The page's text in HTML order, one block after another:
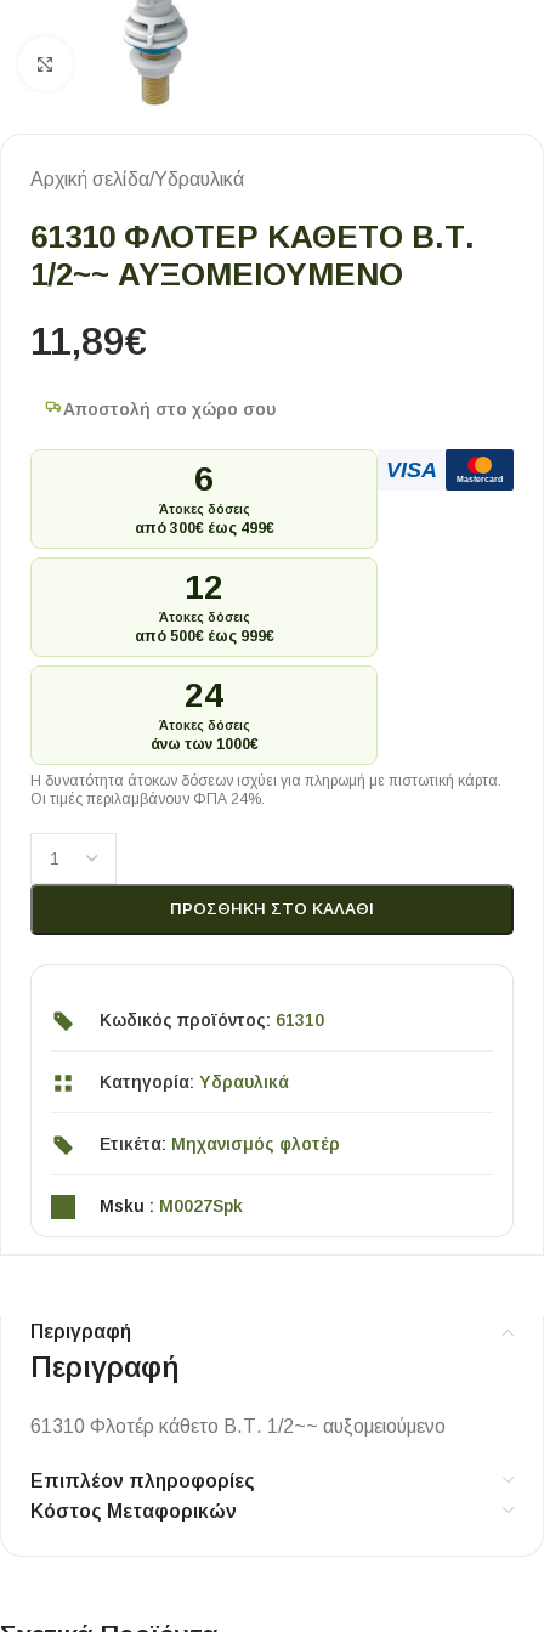
Κλικ για μεγέθυνση
Αρχική σελίδα/Υδραυλικά
61310 ΦΛΟΤΈΡ ΚΆΘΕΤΟ Β.Τ.
1/2~~ ΑΥΞΟΜΕΙΟΎΜΕΝΟ
11,89€
Αποστολή στο χώρο σου
6
Άτοκες δόσεις
από 300€ έως 499€
12
Άτοκες δόσεις
από 500€ έως 999€
24
Άτοκες δόσεις
άνω των 1000€
VISA Mastercard
Η δυνατότητα άτοκων δόσεων ισχύει για πληρωμή με πιστωτική κάρτα.
Οι τιμές περιλαμβάνουν ΦΠΑ 24%.
ΠΡΟΣΘΉΚΗ ΣΤΟ ΚΑΛΆΘΙ
Κωδικός προϊόντος: 61310
Κατηγορία: Υδραυλικά
Ετικέτα: Μηχανισμός φλοτέρ
Msku : M0027Spk
Περιγραφή
Περιγραφή
61310 Φλοτέρ κάθετο Β.Τ. 1/2~~ αυξομειούμενο
Επιπλέον πληροφορίες
Κόστος Μεταφορικών